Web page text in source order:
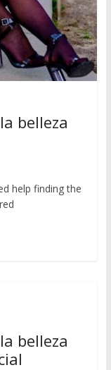
belleza
help finding the
belleza